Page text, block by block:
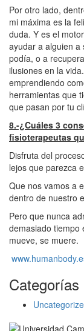
Por otro lado,
mi máxima es la
duda. Y es el
ayudar a alguien a
podía, o a
ilusiones en la
emprendiendo
herramientas que
que pasan por tu
8.-¿Cuáles 3
fisioterapeutas
Disfruta del
lejos que parezca
Que nos vamos a
dentro de nuestro
Pero que nunca
demasiado tiempo
mueve, se muere.
Categorías